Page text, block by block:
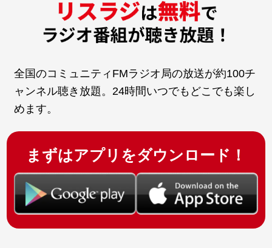
全国のコミュニティFMラジオ局の放送が約100チ
ャンネル聴き放題。24時間いつでもどこでも楽し
めます。
まずはアプリをダウンロード！